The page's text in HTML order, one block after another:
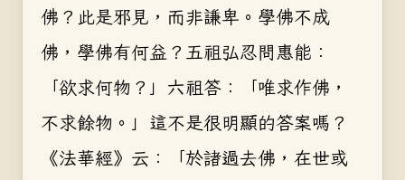
佛？此是邪見，而非謙卑。學佛不成
佛，學佛有何益？五祖弘忍問惠能：
「欲求何物？」六祖答：「唯求作佛，
不求餘物。」這不是很明顯的答案嗎？
《法華經》云：「於諸過去佛，在世或